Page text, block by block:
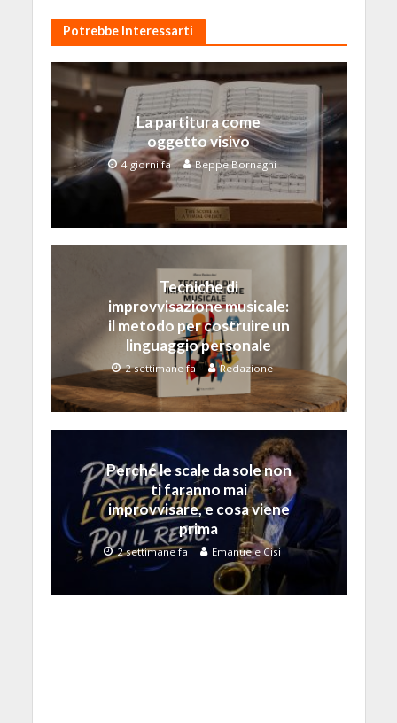
Potrebbe Interessarti
La partitura come
oggetto visivo
4 giorni fa Beppe Bornaghi
Tecniche di
improvvisazione musicale:
il metodo per costruire un
linguaggio personale
2 settimane fa Redazione
Perché le scale da sole non
ti faranno mai
improvvisare, e cosa viene
prima
2 settimane fa Emanuele Cisi